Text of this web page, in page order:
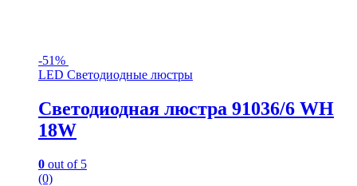
-51%
LED Светодиодные люстры
Светодиодная люстра 91036/6 WH
18W
0 out of 5
(0)